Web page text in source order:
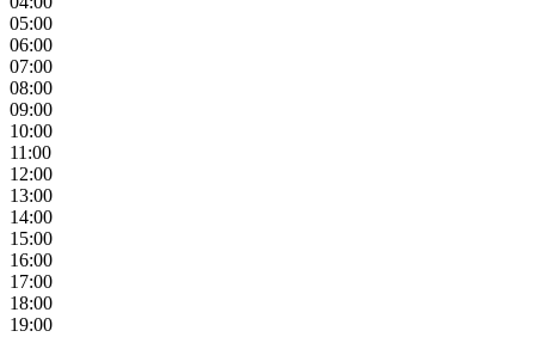
05:00
06:00
07:00
08:00
09:00
10:00
11:00
12:00
13:00
14:00
15:00
16:00
17:00
18:00
19:00